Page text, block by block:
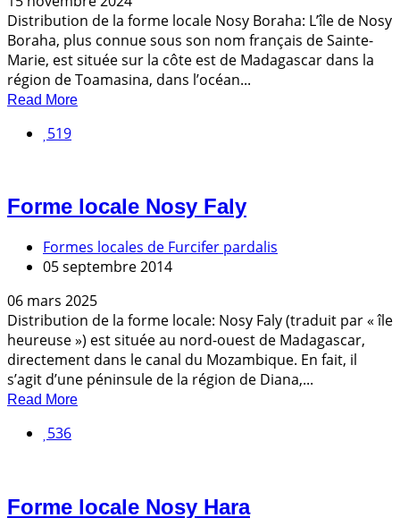
Distribution de la forme locale Nosy Boraha: L’île de Nosy
Boraha, plus connue sous son nom français de Sainte-
Marie, est située sur la côte est de Madagascar dans la
région de Toamasina, dans l’océan...
Read More
519
Forme locale Nosy Faly
Formes locales de Furcifer pardalis
05 septembre 2014
06 mars 2025
Distribution de la forme locale: Nosy Faly (traduit par « île
heureuse ») est située au nord-ouest de Madagascar,
directement dans le canal du Mozambique. En fait, il
s’agit d’une péninsule de la région de Diana,...
Read More
536
Forme locale Nosy Hara